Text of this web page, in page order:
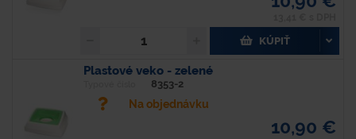
KÚPIŤ
Plastové veko - zelené
8353-2
Na objednávku
10,90 €